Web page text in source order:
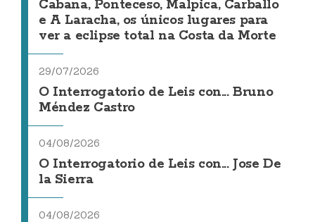
Cabana, Ponteceso, Malpica, Carballo
e A Laracha, os únicos lugares para
ver a eclipse total na Costa da Morte
29/07/2026
O Interrogatorio de Leis con... Bruno
Méndez Castro
04/08/2026
O Interrogatorio de Leis con... Jose De
la Sierra
04/08/2026